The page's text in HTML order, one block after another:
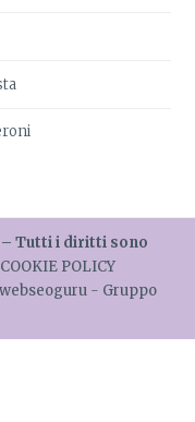
Tutti i diritti sono
COOKIE POLICY
webseoguru - Gruppo